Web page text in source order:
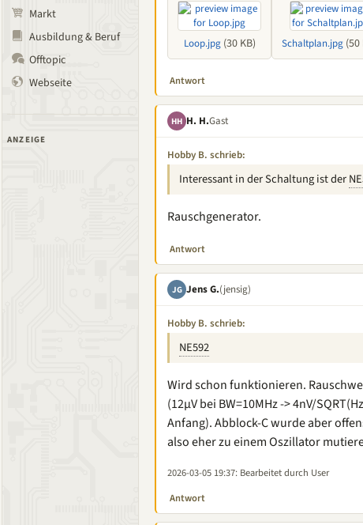
Markt
Ausbildung & Beruf
Offtopic
Webseite
ANZEIGE
Loop.jpg(30 KB) Schaltplan.jpg (50
Antwort
HH H. H.Gast
Hobby B. schrieb:
Interessant in der Schaltung ist der
Rauschgenerator.
Antwort
JG Jens G.(jensig)
Hobby B. schrieb:
NE592
Wird schon funktionieren.
(12µV bei BW=10MHz -> 4nV/
Anfang). Abblock-C wurde aber
also eher zu einem Oszillator
2026-03-05 19:37: Bearbeitet durch User
Antwort